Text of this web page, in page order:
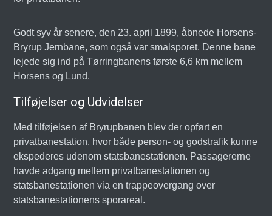
Godt syv år senere, den 23. april 1899, åbnede Horsens-
Bryrup Jernbane, som også var smalsporet. Denne bane
lejede sig ind på Tørringbanens første 6,6 km mellem
Horsens og Lund.
Tilføjelser og Udvidelser
Med tilføjelsen af Bryrupbanen blev der opført en
privatbanestation, hvor både person- og godstrafik kunne
ekspederes udenom statsbanestationen. Passagererne
havde adgang mellem privatbanestationen og
statsbanestationen via en trappeovergang over
statsbanestationens sporareal.